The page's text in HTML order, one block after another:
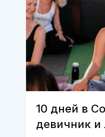
10 дней в
девичник и